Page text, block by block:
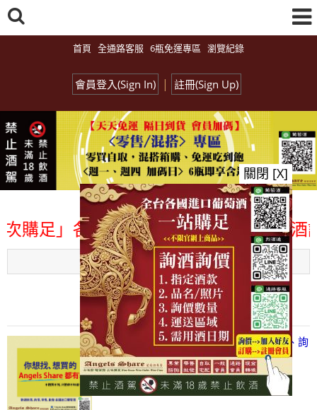
首頁 全通路客服 6瓶免運專區 瀏覽紀錄
會員登入(Sign In) | 註冊(Sign Up)
各國進口酒類商品 專業詢(尋)酒詢價零
Menu
總覽-促銷&活動
all events
【凡酒問Angels Share】線上選酒、詢
(尋)酒、詢價、零售、批發，看這裡!
2024/03/01
關閉 [X]